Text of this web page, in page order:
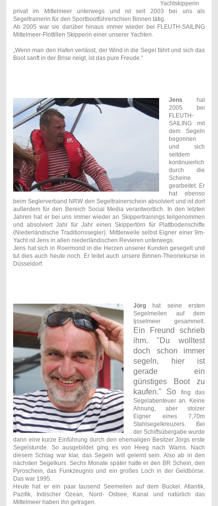
Yachtskipperin
privat im Mittelmeer unterwegs und ist seit 2003 bei uns als
Segeltrainerin für den Sportbootführerschien Binnen tätig.
Ab 2005 war sie darüber hinaus immer wieder bei FLEUTH-SAILING
Mittelmeer-Flottillen Skipperin einer unserer Yachten.
„Wenn man den Hafen verlässt, der Wind in die Segel fährt und sich das
Boot sanft in der Brise neigt, ist das pure Freude.“
Jens hat
2005 bei
FLEUTH-
SAILING mit
dem Segeln
begonnen
und sich
seitdem
kontinuierlich
durch die
Scheine
gearbeitet. Er
hat ebenso
beim Seglerverband NRW den Segeltrainerschein absolviert und ist dort
außerdem für den Bereich Social Media verantwortlich. In den letzten
Jahren hat er bei uns immer wieder an Skippertrainings teilgenommen
und absolviert Jahr für Jahr einen Skippertörn für Plattbodenschiffe
(Niederländische Traditionssegler). Mittlerweile selbst Eigner einer 9m-
Yacht ist Jens in allen niederländischen Revieren unterwegs.
Jens hat sich in Roermond in die Herzen unserer Kunden gesegelt und
tut dies auch heute noch. Er leitet auch unsere Binnen-Theoriekurse in
Düsseldorf.
Jörghat seine ersten
Segelmeilen auf dem
Ijsselmeer gesammelt.
Ein Freund schrieb
ihm. "Du wolltest
doch schon immer
segeln, hier ist
gerade ein
günstiges Boot zu
kaufen." So fing das
Segelabenteuer an. Keine
Ahnung, aber stolzer
Eigner eines 7,70m
Stahlsegelkreuzers. Bei
der Schiffsübergabe wurde
dann eine kurze Einführung durch den ehemaligen Besitzer Jörgs erste
Segelstunde. So ausgebildet ging es von Heeg nach Warns. Nach
diesem Schlag war klar, das Segeln will gelernt sein. Also ab in den
nächsten Segelkurs. Sechs Monate später hatte er den BR Schein, den
Pyroschein, das Funkzeugnis und ein großes Loch in der Geldbörse.
Das war 1995.
Heute hat er ein paar tausend Seemeilen auf dem Buckel. Atlantik,
Pazifik, Indischer Ozean, Nord- Ostsee, Kanal und natürlich das
Mittelmeer haben ihn getragen.